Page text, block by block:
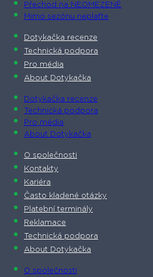
Přechod na NEOMEZENĚ
Mimo sezónu neplaťte
Dotykačka recenze
Technická podpora
Pro média
About Dotykačka
Dotykačka recenze
Technická podpora
Pro média
About Dotykačka
O společnosti
Kontakty
Kariéra
Často kladené otázky
Platební terminály
Reklamace
Technická podpora
About Dotykačka
O společnosti